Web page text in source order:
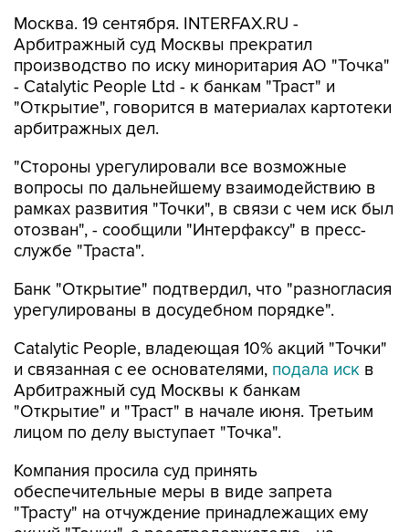
Москва. 19 сентября. INTERFAX.RU -
Арбитражный суд Москвы прекратил
производство по иску миноритария АО "Точка"
- Catalytic People Ltd - к банкам "Траст" и
"Открытие", говорится в материалах картотеки
арбитражных дел.
"Стороны урегулировали все возможные
вопросы по дальнейшему взаимодействию в
рамках развития "Точки", в связи с чем иск был
отозван", - сообщили "Интерфаксу" в пресс-
службе "Траста".
Банк "Открытие" подтвердил, что "разногласия
урегулированы в досудебном порядке".
Catalytic People, владеющая 10% акций "Точки"
и связанная с ее основателями, подала иск в
Арбитражный суд Москвы к банкам
"Открытие" и "Траст" в начале июня. Третьим
лицом по делу выступает "Точка".
Компания просила суд принять
обеспечительные меры в виде запрета
"Трасту" на отчуждение принадлежащих ему